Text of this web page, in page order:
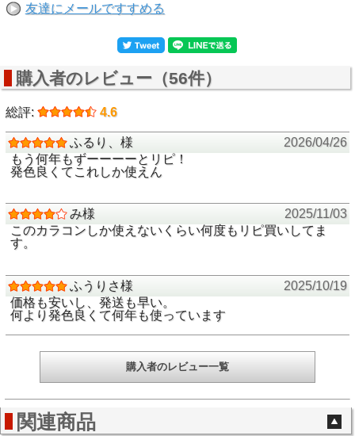
友達にメールですすめる
購入者のレビュー（56件）
総評: 4.6
ふるり、様
2026/04/26
もう何年もずーーーーとリピ！
発色良くてこれしか使えん
み様
2025/11/03
このカラコンしか使えないくらい何度もリピ買いしてま
す。
ふうりさ様
2025/10/19
価格も安いし、発送も早い。
何より発色良くて何年も使っています
購入者のレビュー一覧
関連商品